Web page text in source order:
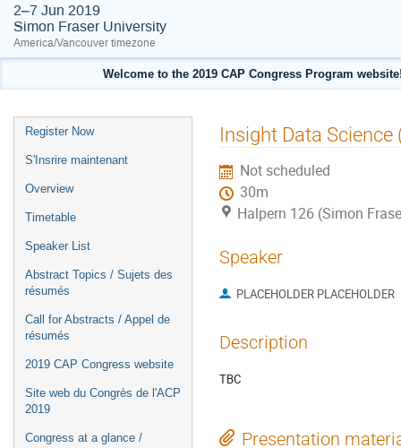
2–7 Jun 2019
Simon Fraser University
America/Vancouver timezone
Welcome to the 2019 CAP Congress Program
Event
menu
Register Now
S'Insrire maintenant
Overview
Timetable
Speaker List
Abstract Topics / Sujets des
résumés
Call for Abstracts / Appel de
résumés
2019 CAP Congress website
Site web du Congrès de l'ACP
2019
Congress at a glance /
Insight Data Science
Not scheduled
30m
Halpern 126 (Simon
Speaker
PLACEHOLDER PLACEHOLDER
Description
TBC
Presentation